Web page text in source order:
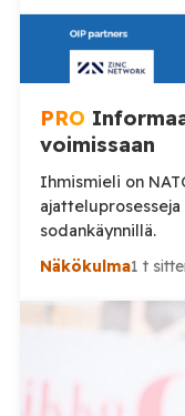
PRO
voimissaan
Ihmismieli on
ajatteluprosesseja muokataan kognitiivisella
sodankäynnillä.
Näkökulma1 t